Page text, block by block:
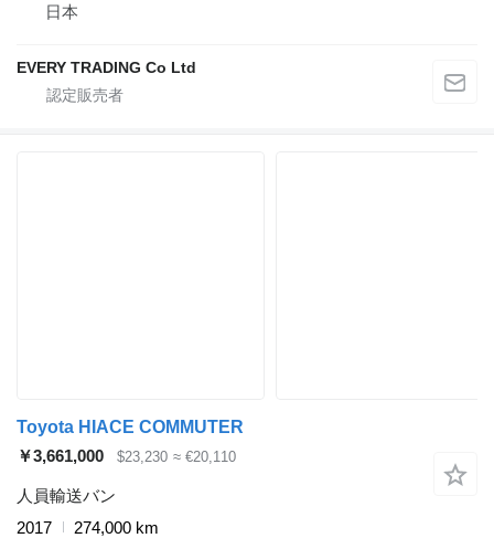
日本
EVERY TRADING Co Ltd
Toyota HIACE COMMUTER
￥3,661,000
$23,230 ≈ €20,110
人員輸送バン
2017
274,000 km